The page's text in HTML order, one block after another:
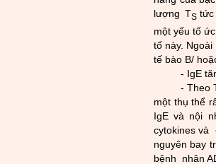
l­ượng TS tức
một yếu tố
tố này.
tế bào B/
- IgE
- Theo
một thụ thể
IgE và nội
cytokines và
nguyên bay
bệnh nhân